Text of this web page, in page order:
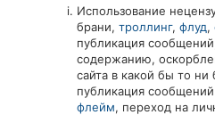
Использование
брани, троллинг, флуд,
публикация
содержанию,
сайта в какой бы то
публикация
флейм, переход на